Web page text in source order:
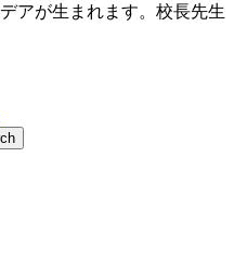
アが生まれます。校長先生